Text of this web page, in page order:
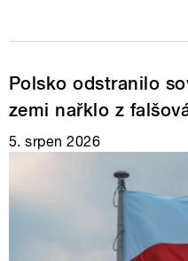
Polsko odstranilo
zemi nařklo z
5. srpen 2026